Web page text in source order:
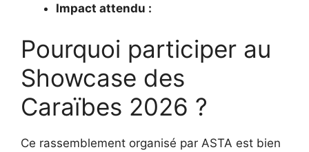
Impact attendu :
Pourquoi participer au
Showcase des
Caraïbes 2026 ?
Ce rassemblement organisé par ASTA est bien